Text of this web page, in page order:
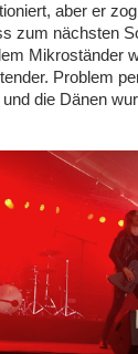
aber er
zum nächsten
Mikroständer
Problem
die Dänen